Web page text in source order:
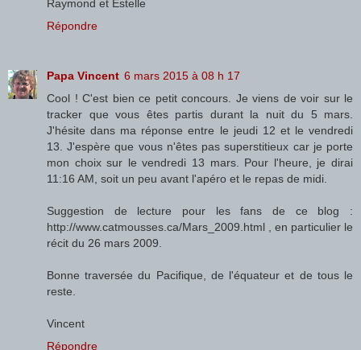
Raymond et Estelle
Répondre
Papa Vincent 6 mars 2015 à 08 h 17
Cool ! C'est bien ce petit concours. Je viens de voir sur le
tracker que vous êtes partis durant la nuit du 5 mars.
J'hésite dans ma réponse entre le jeudi 12 et le vendredi
13. J'espère que vous n'êtes pas superstitieux car je porte
mon choix sur le vendredi 13 mars. Pour l'heure, je dirai
11:16 AM, soit un peu avant l'apéro et le repas de midi.
Suggestion de lecture pour les fans de ce blog :
http://www.catmousses.ca/Mars_2009.html , en particulier le
récit du 26 mars 2009.
Bonne traversée du Pacifique, de l'équateur et de tous le
reste.
Vincent
Répondre